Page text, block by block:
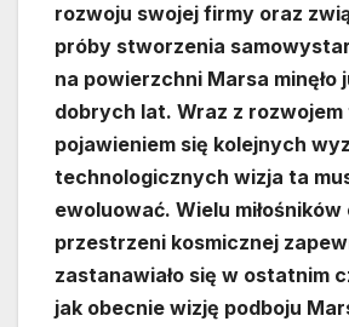
rozwoju swojej firmy oraz
próby stworzenia
na powierzchni Marsa minęło
dobrych lat. Wraz z
pojawieniem się kolejnych
technologicznych wizja ta
ewoluować. Wielu
przestrzeni kosmicznej
zastanawiało się w ostatnim
jak obecnie wizję podboju